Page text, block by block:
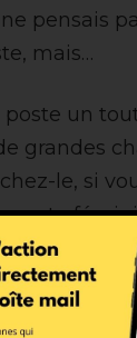
pensais
mais…
poste un
grandes
le, si
poste
des
est-il
critères